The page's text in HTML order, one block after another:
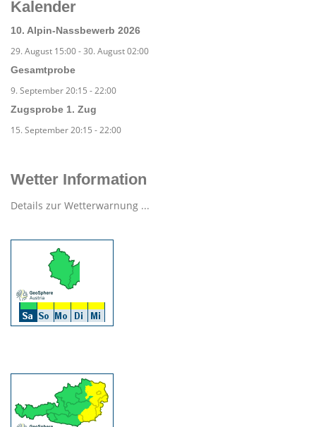
Kalender
10. Alpin-Nassbewerb 2026
29. August 15:00-30. August 02:00
Gesamtprobe
9. September 20:15 -22:00
Zugsprobe 1. Zug
15. September 20:15 -22:00
Wetter Information
Details zur Wetterwarnung ...